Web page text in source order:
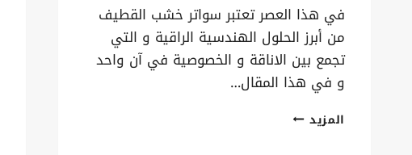
في هذا العصر تعتبر سواتر خشب القطيف
من أبرز الحلول الهندسية الراقية و التي
تجمع بين الاناقة و الخصوصية في آن واحد
و في هذا المقال…
المزيدسواتر